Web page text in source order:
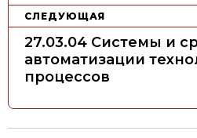
и
г
и
СЛЕДУЮЩАЯ
27.03.04 Системы и
автоматизации
процессов